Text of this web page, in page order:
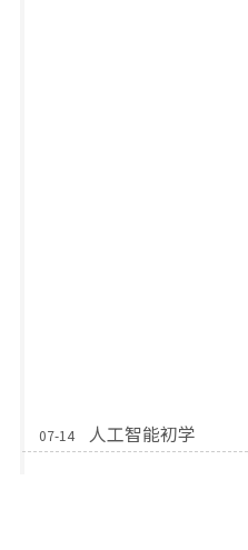
07-14 人工智能初学